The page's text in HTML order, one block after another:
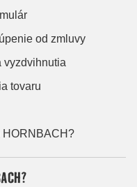
od zmluvy
vyzdvihnutia
tovaru
HORNBACH?